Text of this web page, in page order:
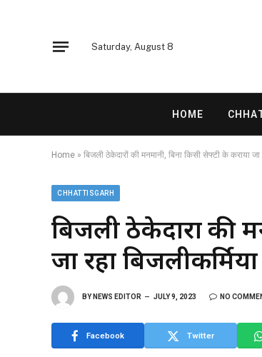
Saturday, August 8
HOME
Home » बिजली ठेकेदारों की मनमानी, बिना किसी सेफ्टी के कराया जा
CHHATTISGARH
बिजली ठेकेदारों की
जा रहा
BY NEWS EDITOR JULY 9, 2023 NO
Facebook Twitter